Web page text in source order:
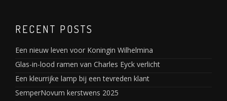
RECENT POSTS
Een nieuw leven voor Koningin Wilhelmina
Glas-in-lood ramen van Charles Eyck verlicht
Een kleurrijke lamp bij een tevreden klant
SemperNovum kerstwens 2025